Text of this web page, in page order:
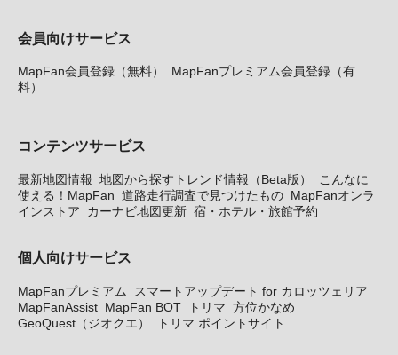
会員向けサービス
MapFan会員登録（無料）
MapFanプレミアム会員登録（有
料）
コンテンツサービス
最新地図情報 地図から探すトレンド情報（Beta版）
こんなに
使える！MapFan 道路走行調査で見つけたもの MapFanオンラ
インストア
カーナビ地図更新 宿・ホテル・旅館予約
個人向けサービス
MapFanプレミアム
スマートアップデート for カロッツェリア
MapFanAssist MapFan BOT トリマ 方位かなめ
GeoQuest（ジオクエ）
トリマ ポイントサイト